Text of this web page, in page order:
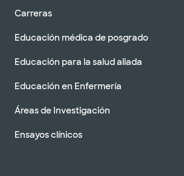
Carreras
Educación médica de posgrado
Educación para la salud aliada
Educación en Enfermería
Áreas de Investigación
Ensayos clínicos